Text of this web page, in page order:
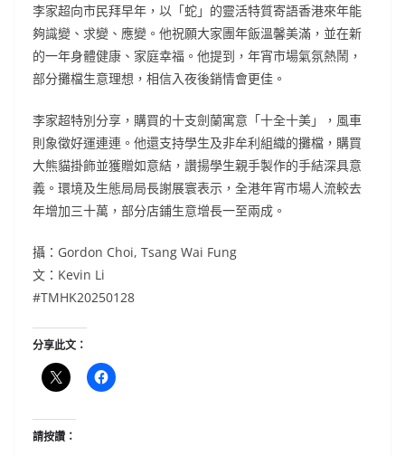
李家超向市民拜早年，以「蛇」的靈活特質寄語香港來年能
夠識變、求變、應變。他祝願大家團年飯溫馨美滿，並在新
的一年身體健康、家庭幸福。他提到，年宵市場氣氛熱鬧，
部分攤檔生意理想，相信入夜後銷情會更佳。
李家超特別分享，購買的十支劍蘭寓意「十全十美」，風車
則象徵好運連連。他還支持學生及非牟利組織的攤檔，購買
大熊貓掛飾並獲贈如意結，讚揚學生親手製作的手結深具意
義。環境及生態局局長謝展寰表示，全港年宵市場人流較去
年增加三十萬，部分店鋪生意增長一至兩成。
攝：Gordon Choi, Tsang Wai Fung
文：Kevin Li
#TMHK20250128
分享此文：
請按讚：